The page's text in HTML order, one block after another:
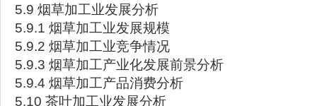
5.9 烟草加工业发展分析
5.9.1 烟草加工业发展规模
5.9.2 烟草加工业竞争情况
5.9.3 烟草加工产业化发展前景分析
5.9.4 烟草加工产品消费分析
5.10 茶叶加工业发展分析